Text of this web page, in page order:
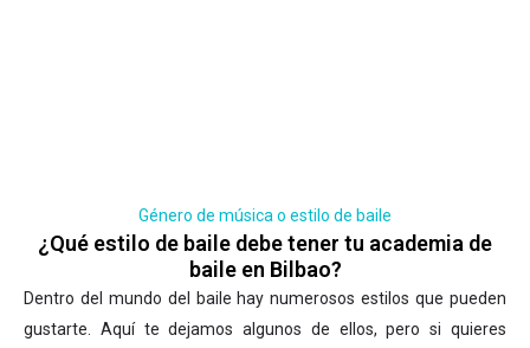
Género de música o estilo de baile
¿Qué estilo de baile debe tener tu academia de
baile en Bilbao?
Dentro del mundo del baile hay numerosos estilos que pueden
gustarte. Aquí te dejamos algunos de ellos, pero si quieres